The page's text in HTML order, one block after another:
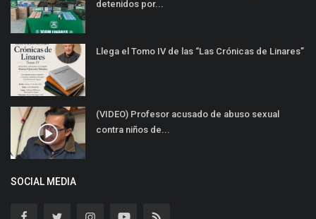
detenidos por...
Llega el Tomo IV de las “Las Crónicas de Linares”
(VIDEO) Profesor acusado de abuso sexual
contra niños de...
SOCIAL MEDIA